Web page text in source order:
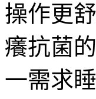
操作更
癢抗菌
一需求